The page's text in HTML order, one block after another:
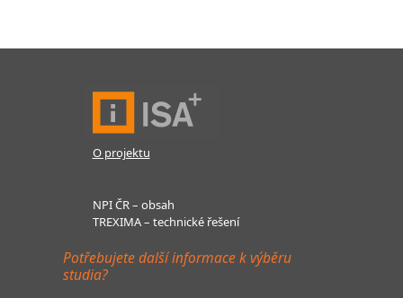
O projektu
NPI ČR – obsah
TREXIMA – technické řešení
Potřebujete další informace k výběru
studia?